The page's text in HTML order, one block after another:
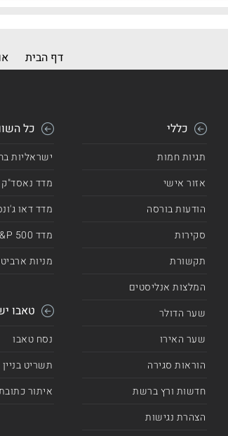
דף הבית
כללי
תגיות חמות
אזור אישי
הודעות בורסה
סקירות
תקשורת
המלצות אנליסטים
שער הדולר
שער האירו
הוראות סגירה
חדשות ורץ ברשת
הצהרת נגישות
כל
ישראליות
מדד נאסד"ק
מדד דאו
מדד 500 S&P
מניות
טאבו
נסח טאבו
תשריט בניין
איתור